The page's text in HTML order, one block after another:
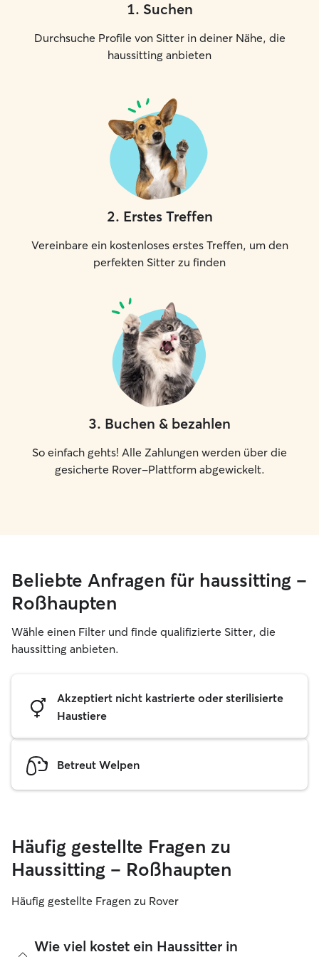
1. Suchen
Durchsuche Profile von Sitter in deiner Nähe, die
haussitting anbieten
2. Erstes Treffen
Vereinbare ein kostenloses erstes Treffen, um den
perfekten Sitter zu finden
3. Buchen & bezahlen
So einfach gehts! Alle Zahlungen werden über die
gesicherte Rover-Plattform abgewickelt.
Beliebte Anfragen für haussitting –
Roßhaupten
Wähle einen Filter und finde qualifizierte Sitter, die
haussitting anbieten.
Akzeptiert nicht kastrierte oder sterilisierte
Haustiere
Betreut Welpen
Häufig gestellte Fragen zu
Haussitting – Roßhaupten
Häufig gestellte Fragen zu Rover
Wie viel kostet ein Haussitter in